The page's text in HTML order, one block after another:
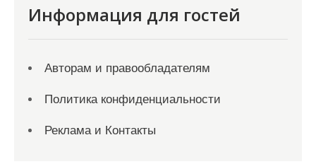
Информация для гостей
Авторам и правообладателям
Политика конфиденциальности
Реклама и Контакты